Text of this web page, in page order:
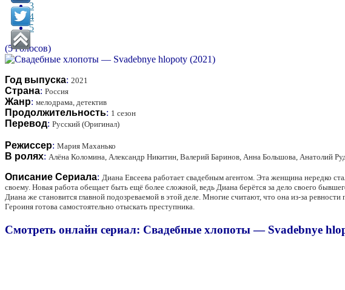
3
4
5
(5 голосов)
Год выпуска: 2021
Страна: Россия
Жанр: мелодрама, детектив
Продолжительность: 1 сезон
Перевод: Русский (Оригинал)
Режиссер: Мария Маханько
В ролях: Алёна Коломина, Александр Никитин, Валерий Баринов, Анна Большова, Анатолий
Описание Сериала: Диана Евсеева работает свадебным агентом. Эта женщина нередко
своему. Новая работа обещает быть ещё более сложной, ведь Диана берётся за дело своего
Диана же становится главной подозреваемой в этой деле. Многие считают, что она из-за
Героиня готова самостоятельно отыскать преступника.
Смотреть онлайн сериал: Свадебные хлопоты — Svadebnye